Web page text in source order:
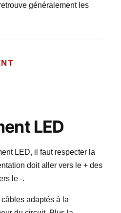
généralement les
LED
LED, il faut respecter la
doit aller vers le + des
le -.
câbles adaptés à la